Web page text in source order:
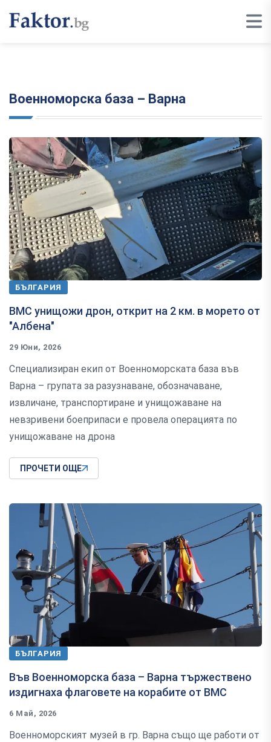
Военноморска база – Варна
БЪЛГАРИЯ
ВМС унищожи дрон, открит на 2 км. в морето от
"Албена"
29 Юни, 2026
Специализиран екип от Военноморската база във
Варна – групата за разузнаване, обозначаване,
извличане, транспортиране и унищожаване на
невзривени боеприпаси е провела операцията по
унищожаване на дрона
ПРОЧЕТИ ОЩЕ
БЪЛГАРИЯ
Във Военноморска база – Варна тържествено
издигнаха флаговете на корабите от ВМС
6 Май, 2026
Военноморският музей в гр. Варна също ще работи от